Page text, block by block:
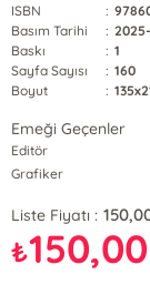
ISBN
:
Basım Tarihi
:
Baskı
: 1
Sayfa Sayısı
: 160
Boyut
:
Emeği Geçenler
Editör
Grafiker
Liste Fiyatı :
₺150,00